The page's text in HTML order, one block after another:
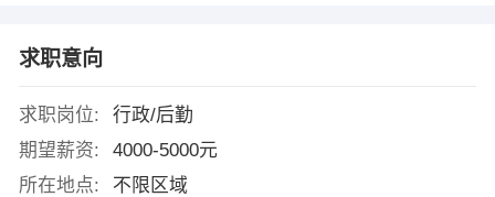
求职意向
求职岗位:
行政/后勤
期望薪资:
4000-5000元
所在地点:
不限区域